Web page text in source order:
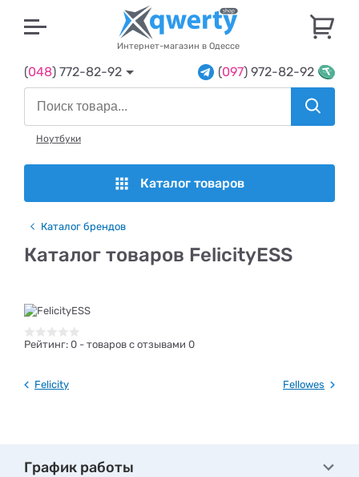
Интернет-магазин в Одессе
(048) 772-82-92 (097) 972-82-92
Ноутбуки
Каталог товаров
Каталог брендов
Каталог товаров FelicityESS
Рейтинг: 0 - товаров с отзывами 0
Felicity Fellowes
График работы